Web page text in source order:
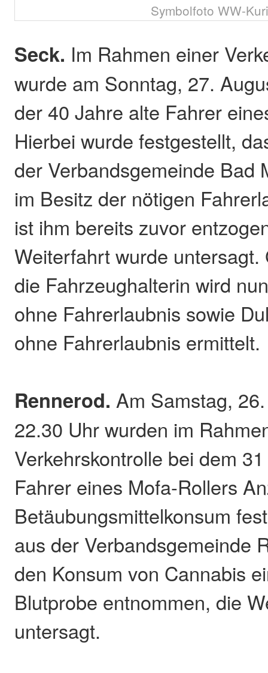
Symbolfoto WW-
Seck. Im Rahmen einer
wurde am Sonntag, 27.
der 40 Jahre alte Fahrer
Hierbei wurde festgestellt,
der Verbandsgemeinde Bad
im Besitz der nötigen
ist ihm bereits zuvor
Weiterfahrt wurde untersagt.
die Fahrzeughalterin wird
ohne Fahrerlaubnis sowie
ohne Fahrerlaubnis ermittelt.
Rennerod. Am Samstag,
22.30 Uhr wurden im
Verkehrskontrolle bei dem
Fahrer eines Mofa-Rollers
Betäubungsmittelkonsum
aus der Verbandsgemeinde
den Konsum von Cannabis
Blutprobe entnommen, die
untersagt.